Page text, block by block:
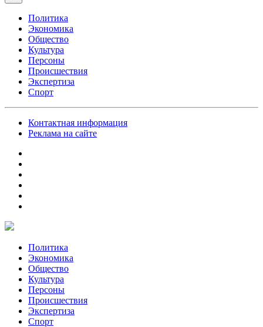
Политика
Экономика
Общество
Культура
Персоны
Происшествия
Экспертиза
Спорт
Контактная информация
Реклама на сайте
Политика
Экономика
Общество
Культура
Персоны
Происшествия
Экспертиза
Спорт